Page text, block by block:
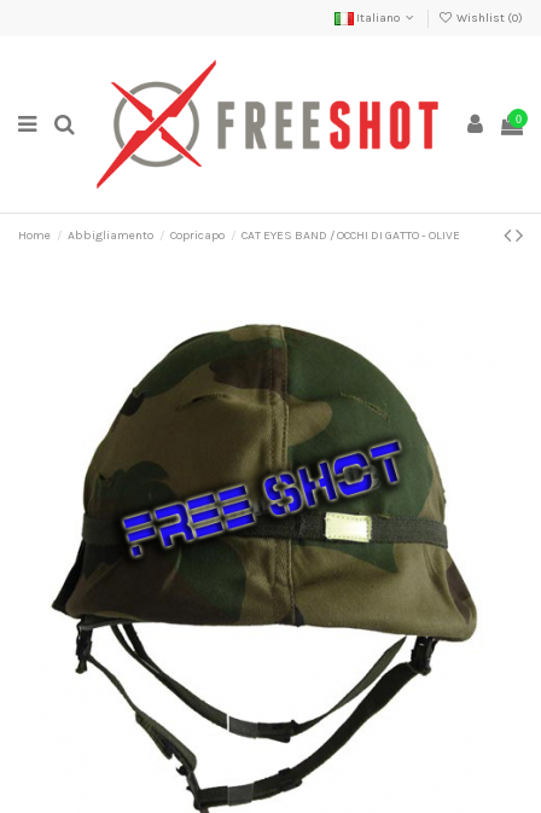
Italiano Wishlist (0)
0
Home Abbigliamento Copricapo CAT EYES BAND / OCCHI DI GATTO - OLIVE